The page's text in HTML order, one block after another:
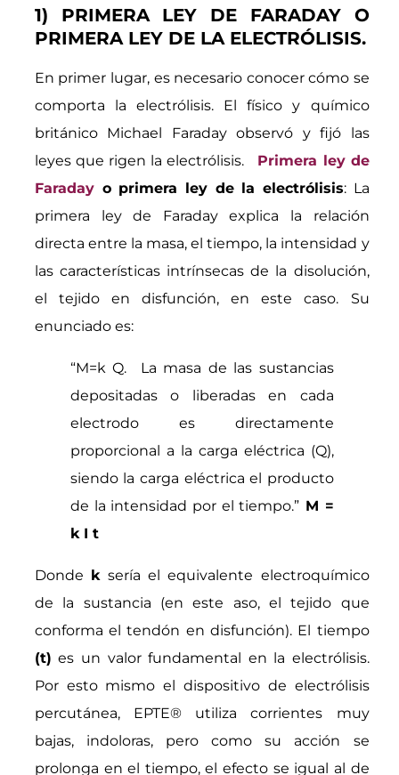
1) PRIMERA LEY DE FARADAY O
PRIMERA LEY DE LA ELECTRÓLISIS.
En primer lugar, es necesario conocer cómo se
comporta la electrólisis. El físico y químico
británico Michael Faraday observó y fijó las
leyes que rigen la electrólisis. Primera ley de
Faradayo primera ley de la electrólisis: La
primera ley de Faraday explica la relación
directa entre la masa, el tiempo, la intensidad y
las características intrínsecas de la disolución,
el tejido en disfunción, en este caso. Su
enunciado es:
“M=k Q. La masa de las sustancias
depositadas o liberadas en cada
electrodo es directamente
proporcional a la carga eléctrica (Q),
siendo la carga eléctrica el producto
de la intensidad por el tiempo.” M =
k I t
Donde ksería el equivalente electroquímico
de la sustancia (en este aso, el tejido que
conforma el tendón en disfunción). E l tiempo
(t) es un valor fundamental en la electrólisis.
Por esto mismo el dispositivo de electrólisis
percutánea, EPTE® utiliza corrientes muy
bajas, indoloras, pero como su acción se
prolonga en el tiempo, el efecto se igual al de